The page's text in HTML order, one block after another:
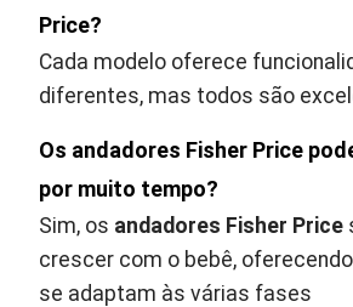
Price?
Cada modelo oferece
diferentes, mas todos são
Os andadores Fisher Price
por muito tempo?
Sim, os andadores Fisher Price
crescer com o bebê,
se adaptam às várias fases